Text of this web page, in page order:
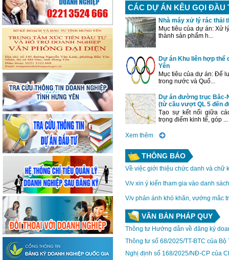
CÁC DỰ ÁN KÊU GỌI ĐẦU
Nhà máy xử lý rác thải
Mục tiêu của dự án: Xử
thành sản phẩm h...
Dự án Khu liên hợp thể
Yên
Mục tiêu của dự án: Để
trong nước và Quố...
Dự án đường trục Bắc-
(từ cầu vượt QL 5 đến
Tạo sự kết nối giữa
trọng điểm kinh tế, góp ...
Xem thêm
THÔNG BÁO
Về việc giới thiệu chức danh và chữ
V/v xin ý kiến tham gia vào danh
V/v phản ánh khó khăn, vướng mắc
VĂN BẢN PHÁP QUY
Thông tư Hướng dẫn về đăng ký
Thông tư số 68/2025/TT-BTC của
Nghị định số 168/2025/NĐ-CP của